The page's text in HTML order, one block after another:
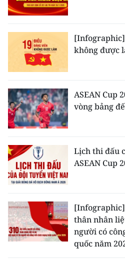
Chuyên trang Hà Nội
Chuyên trang TP. Hồ Chí
CHUYÊN ĐỀ
VỀ BÁO NHÂN DÂN
NHÂN DÂN CUỐI TUẦN
NHÂN DÂN HẰNG THÁNG
MUA BÁO
ĐỌC BÁO IN
không được
ASEAN Cup
vòng bảng
Lịch thi đấu
ASEAN Cup
[Infographic]
thân nhân
người có
quốc năm